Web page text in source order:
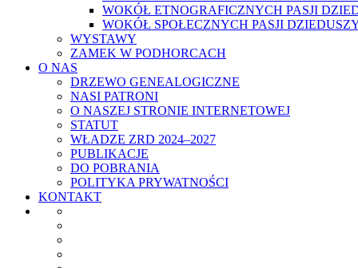
WOKÓŁ ETNOGRAFICZNYCH PASJI
WOKÓŁ SPOŁECZNYCH PASJI
WYSTAWY
ZAMEK W PODHORCACH
O NAS
DRZEWO GENEALOGICZNE
NASI PATRONI
O NASZEJ STRONIE INTERNETOWEJ
STATUT
WŁADZE ZRD 2024–2027
PUBLIKACJE
DO POBRANIA
POLITYKA PRYWATNOŚCI
KONTAKT